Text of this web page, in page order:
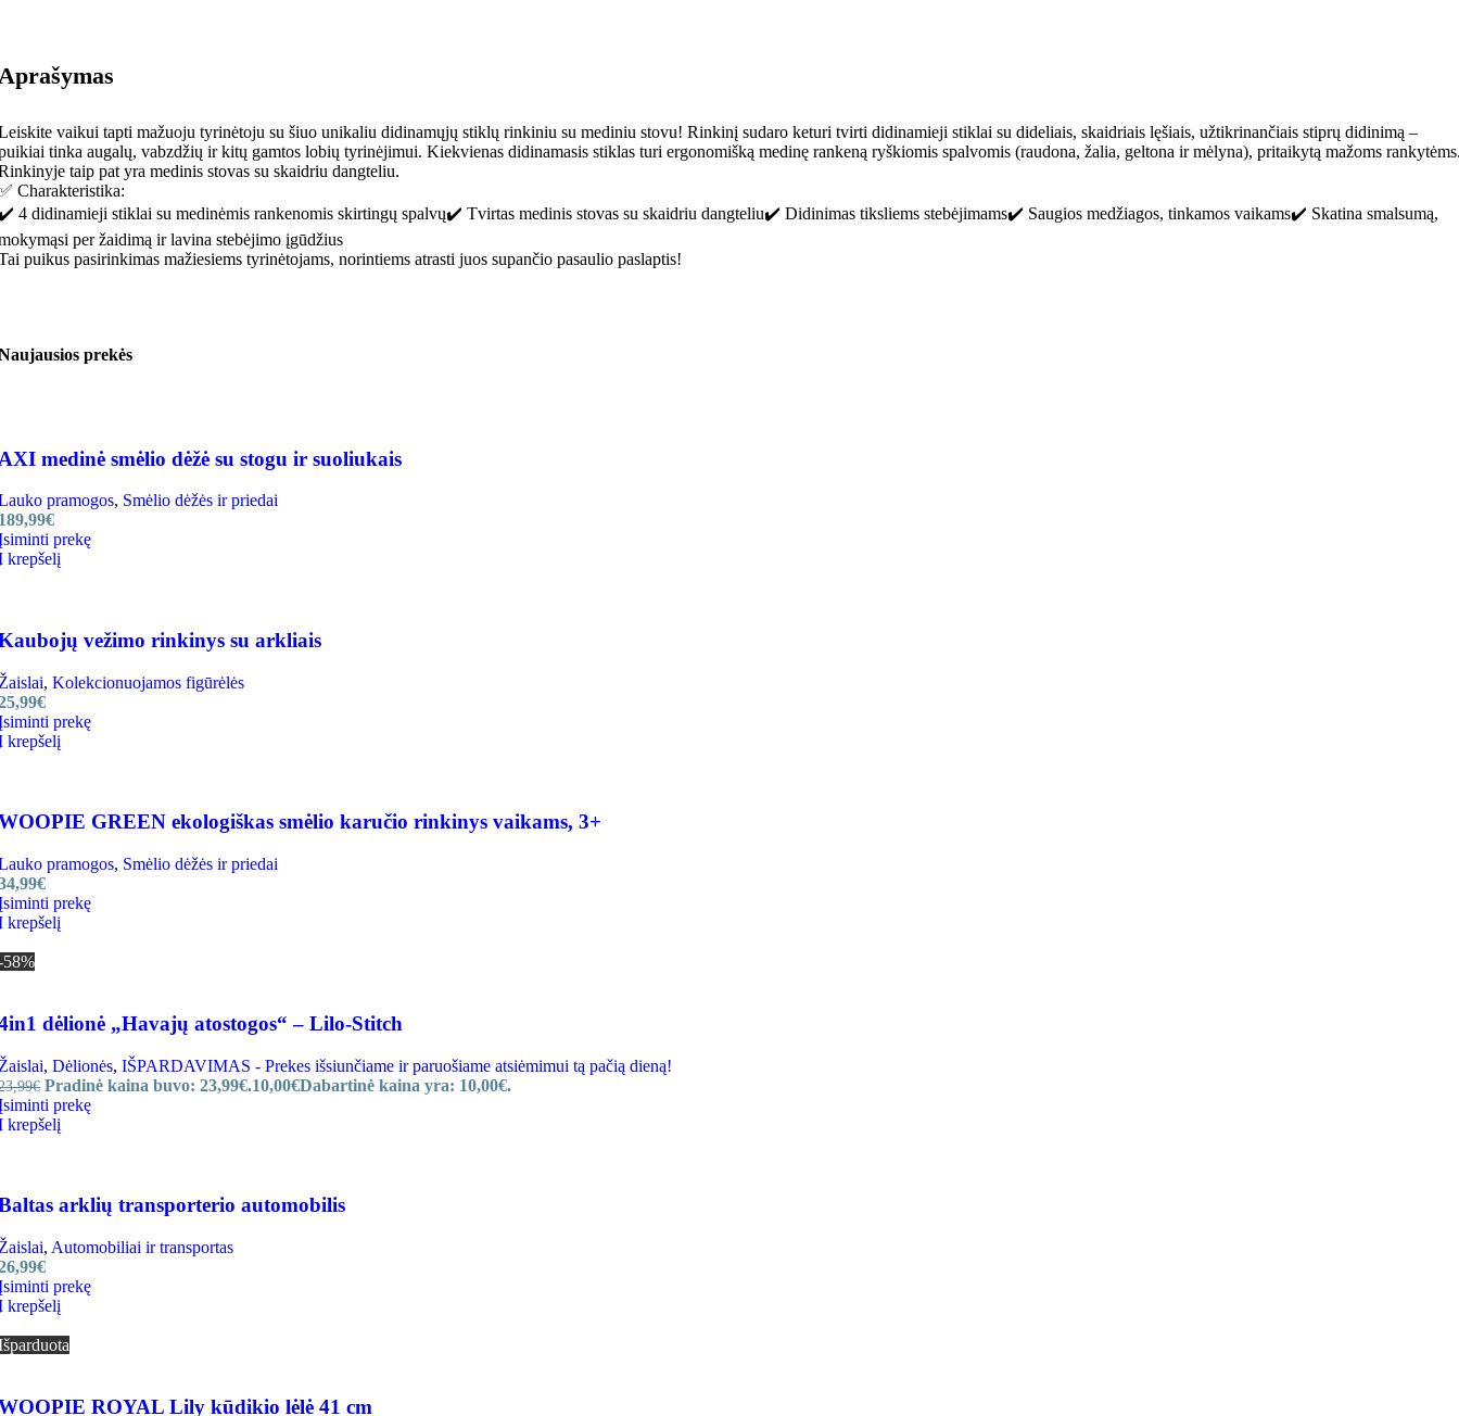
vaikui tapti mažuoju tyrinėtoju su šiuo unikaliu didinamųjų stiklų rinkiniu su mediniu stovu! Rinkinį sudaro keturi tvirti didinamieji stiklai su dideliais, skaidriais lęšiais, užtikrinančiais stiprų didinimą –
tinka augalų, vabzdžių ir kitų gamtos lobių tyrinėjimui. Kiekvienas didinamasis stiklas turi ergonomišką medinę rankeną ryškiomis spalvomis (raudona, žalia, geltona ir mėlyna), pritaikytą mažoms
taip pat yra medinis stovas su skaidriu dangteliu.
Charakteristika:
4 didinamieji stiklai su medinėmis rankenomis skirtingų spalvų✔️ Tvirtas medinis stovas su skaidriu dangteliu✔️ Didinimas tiksliems stebėjimams✔️ Saugios medžiagos, tinkamos vaikams✔️ Skatina smalsumą,
per žaidimą ir lavina stebėjimo įgūdžius
puikus pasirinkimas mažiesiems tyrinėtojams, norintiems atrasti juos supančio pasaulio paslaptis!
prekės
medinė smėlio dėžė su stogu ir suoliukais
pramogos, Smėlio dėžės ir priedai
€
prekę
krepšelį
vežimo rinkinys su arkliais
, Kolekcionuojamos figūrėlės
€
prekę
krepšelį
GREEN ekologiškas smėlio karučio rinkinys vaikams, 3+
pramogos, Smėlio dėžės ir priedai
€
prekę
krepšelį
58%
dėlionė „Havajų atostogos“ – Lilo-Stitch
, Dėlionės, IŠPARDAVIMAS - Prekes išsiunčiame ir paruošiame atsiėmimui tą pačią dieną!
€ Pradinė kaina buvo: 23,99€.10,00€Dabartinė kaina yra: 10,00€.
prekę
krepšelį
arklių transporterio automobilis
, Automobiliai ir transportas
€
prekę
krepšelį
ROYAL Lily kūdikio lėlė 41 cm